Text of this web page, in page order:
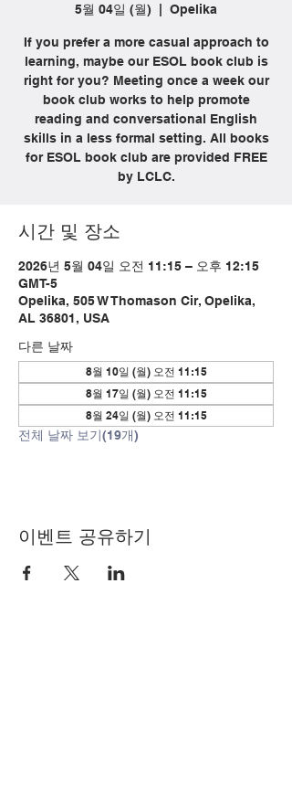
5월 04일 (월) Opelika
If you prefer a more casual approach to
learning, maybe our ESOL book club is
right for you? Meeting once a week our
book club works to help promote
reading and conversational English
skills in a less formal setting. All books
for ESOL book club are provided FREE
by LCLC.
시간 및 장소
2026년 5월 04일 오전 11:15 – 오후 12:15
GMT-5
Opelika, 505 W Thomason Cir, Opelika,
AL 36801, USA
다른 날짜
8월 10일 (월) 오전 11:15
8월 17일 (월) 오전 11:15
8월 24일 (월) 오전 11:15
전체 날짜 보기(19개)
이벤트 공유하기